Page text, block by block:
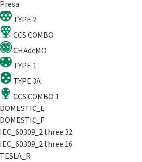
Presa
TYPE 2
CCS COMBO
CHAdeMO
TYPE 1
TYPE 3A
CCS COMBO 1
DOMESTIC_E
DOMESTIC_F
IEC_60309_2 three 32
IEC_60309_2 three 16
TESLA_R